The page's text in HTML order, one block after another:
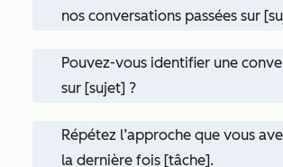
nos conversations passées sur
Pouvez-vous identifier une
sur [sujet] ?
Répétez l’approche que vous
la dernière fois [tâche].